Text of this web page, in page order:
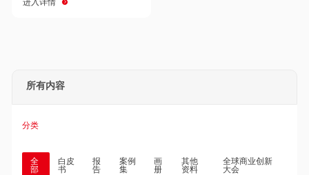
所有内容
分类
全
部
白皮
书
报
告
案例
集
画
册
其他
资料
全球商业创新
大会